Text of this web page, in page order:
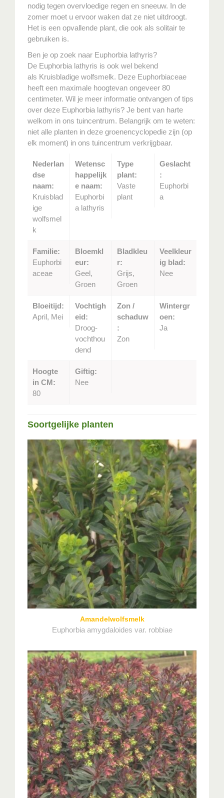
nodig tegen overvloedige regen en sneeuw. In de
zomer moet u ervoor waken dat ze niet uitdroogt.
Het is een opvallende plant, die ook als solitair te
gebruiken is.
Ben je op zoek naar Euphorbia lathyris?
De Euphorbia lathyris is ook wel bekend
als Kruisbladige wolfsmelk. Deze Euphorbiaceae
heeft een maximale hoogtevan ongeveer 80
centimeter. Wil je meer informatie ontvangen of tips
over deze Euphorbia lathyris? Je bent van harte
welkom in ons tuincentrum. Belangrijk om te weten:
niet alle planten in deze groenencyclopedie zijn (op
elk moment) in ons tuincentrum verkrijgbaar.
Nederlan
dse
naam:
Kruisblad
ige
wolfsmel
k
Wetensc
happelijk
e naam:
Euphorbi
a lathyris
Type
plant:
Vaste
plant
Geslacht
:
Euphorbi
a
Familie:
Euphorbi
aceae
Bloemkl
eur:
Geel,
Groen
Bladkleu
r:
Grijs,
Groen
Veelkleur
ig blad:
Nee
Bloeitijd:
April, Mei
Vochtigh
eid:
Droog-
vochthou
dend
Zon /
schaduw
:
Zon
Wintergr
oen:
Ja
Hoogte
in CM:
80
Giftig:
Nee
Soortgelijke planten
Amandelwolfsmelk
Euphorbia amygdaloides var. robbiae